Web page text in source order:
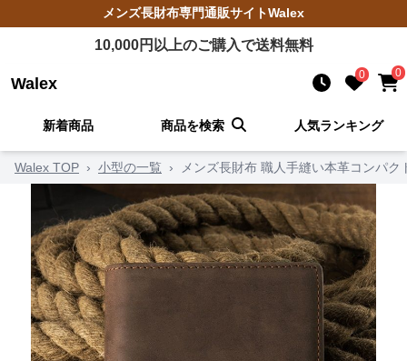
メンズ長財布専門通販サイトWalex
10,000円以上のご購入で送料無料
Walex 0 0
新着商品 商品を検索 人気ランキング
Walex TOP › 小型の一覧 › メンズ長財布 職人手縫い本革コンパク